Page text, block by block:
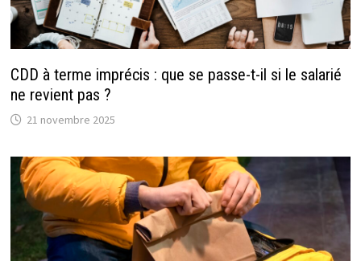
CDD à terme imprécis : que se passe-t-il si le salarié
ne revient pas ?
21 novembre 2025